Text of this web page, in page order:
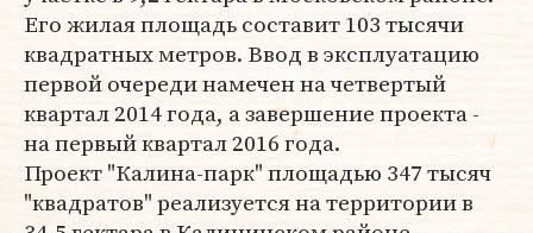
Его жилая площадь составит 103 тысячи
квадратных метров. Ввод в эксплуатацию
первой очереди намечен на четвертый
квартал 2014 года, а завершение проекта -
на первый квартал 2016 года.
Проект "Калина-парк" площадью 347 тысяч
"квадратов" реализуется на территории в